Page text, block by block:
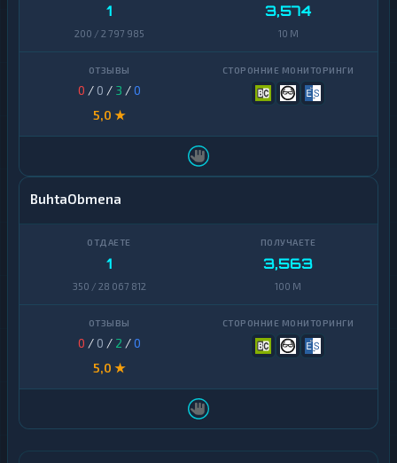
1
200 / 2 797 985
3,574
10 M
0 / 0 / 3 /0
5,0 ★
BuhtaObmena
1
350 / 28 067 812
3,563
100 M
0 / 0 / 2 /0
5,0 ★